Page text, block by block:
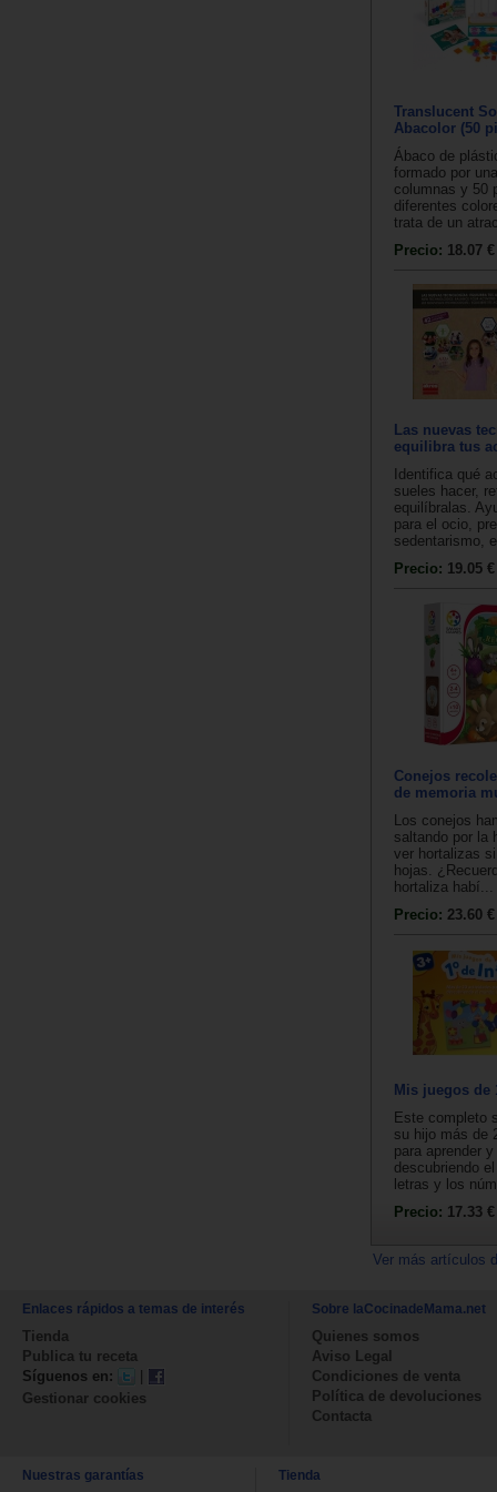
Translucent
Abacolor (50
Ábaco de
formado por
columnas y 50
diferentes
trata de un
Precio: 18.07 €
Las nuevas
equilibra tus
Identifica qué
sueles hacer,
equilíbralas.
para el ocio,
sedentarismo,
Precio: 19.05 €
Conejos
de memoria
Los conejos
saltando por la
ver hortalizas
hojas.
hortaliza habí...
Precio: 23.60 €
Mis juegos de
Este completo
su hijo más de
para aprender
descubriendo
letras y los
Precio: 17.33 €
Ver más artículos
Enlaces rápidos a temas de interés
Tienda
Publica tu receta
Síguenos en:
|
Gestionar cookies
Sobre laCocinadeMama.net
Quienes somos
Aviso Legal
Condiciones de venta
Política de devoluciones
Contacta
Nuestras garantías Tienda